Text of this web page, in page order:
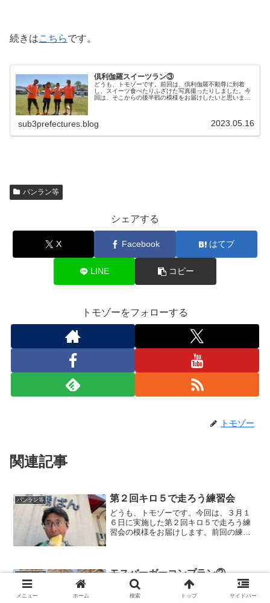
続きはこちらです。
倶利伽羅スイーツラン③
どうも、トモゾーです。前回は、倶利伽羅不動尊に到着
し、スイーツ食べたりふざけた写真撮ったりしました。今
回は、そこからの後半戦の模様をお届けしたいと思いま
sub3prefectures.blog 2023.05.16
パンラン等
シェアする
X Facebook はてブ
LINE コピー
トモゾーをフォローする
トモゾー
関連記事
パンラン等 第２回キロ５で走ろう練習会
どうも、トモゾーです。今回は、３月１
６日に実施した第２回キロ５で走ろう練
習会の模様をお届けします。前回の練習
加者は一人ですw気楽なも...
パンラン等 モスバーガーコンプラン②
どうも、トモゾーです。前回は、６店舗
中３店舗を巡ったところで終わりまし
メニュー ホーム 検索 トップ サイドバー